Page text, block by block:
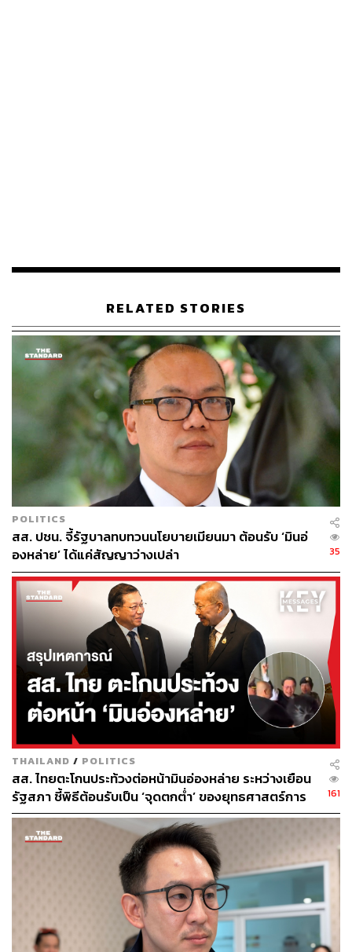
ภายใน
เลขาธิการพรรคคนใหม่ไม่ได้ตอบคำถามเรื่องความกดดัน
ในการมารับตำแหน่ง แต่บอกว่า หน้าที่หลักคือการบริหาร
จัดการเพื่อขับเคลื่อนเป้าหมายที่ผู้บริหารและสมาชิกพรรค
เห็นพ้องร่วมกัน โดยเฉพาะภายใต้สถานการณ์ที่เรียกว่านิติ
สงคราม ซึ่งมองว่าเป็นโอกาสในการขับเคลื่อนงานผ่านกลุ่ม
สส. 10 คน ที่ไม่ถูกสั่งให้หยุดปฏิบัติหน้าที่ ให้เกิดพลังในการ
ทำงานสูงสุด
ในประเด็นเรื่องการวางรากฐานภายในพรรคเพื่อป้องกัน
ปัญหาความขัดแย้งหรือการแย่งชิงตำแหน่งนั้น เขาระบุว่า
จำเป็นต้องทำความเข้าใจทุกองคาพยพภายในพรรค ว่าการ
มารวมตัวกันเป้าหมายคืออะไร
“เป้าหมายคือทำให้ชีวิตของประชาชนดียิ่งขึ้น หรือการสร้าง
ประเทศไทยที่ดีกว่านี้ ดังนั้นถ้าหากทุกคนมองเป้าหมาย ทุก
อุปสรรคทุกความขัดแย้งก็จะก้าวข้ามไปได้” พิจารณ์กล่าว
จาก สส. มือตรวจสอบงบกลาโหม สู่มือจัดการหลัง
บ้าน
สำหรับ พิจารณ์ เชาวพัฒนวงศ์ เคยเป็น สส. แบบบัญชีรายชื่อ
สังกัดพรรคอนาคตใหม่ และเมื่อเปลี่ยนผ่านสู่พรรคก้าวไกล
เขาได้เป็น สส. แบบบัญชีรายชื่อ อีกครั้ง พร้อมได้รับความไว้
วางใจเป็นรองหัวหน้าพรรค โดยมีบทบาทเด่นชัดในการ
อภิปรายตรวจสอบงบประมาณของกระทรวงกลาโหม ทั้ง
เรื่องมหากาพย์เรือดำน้ำ และการซื้อเครื่องบิน F-35
ภายหลังการยุบพรรคก้าวไกลมาสู่พรรคประชาชน พิจารณ์
เลือกจะไม่ลงสมัคร สส. ต่อ แต่เปลี่ยนบทบาทไปสู่กรรมการ
บริหารพรรคเพื่อช่วยประสานงานต่างๆ นอกสภาฯ อย่างเต็ม
ตัว นอกจากนี้เขายังเป็น 1 ใน 4 แคนดิเดตรองนายกรัฐมนตรี
ของพรรคประชาชนในการเลือกตั้งครั้งที่ผ่านมา โดยกำกับ
RELATED STORIES
POLITICS
สส. ปชน. จี้รัฐบาลทบทวนนโยบายเมียนมา ต้อนรับ ‘มินอ่
องหล่าย’ ได้แค่สัญญาว่างเปล่า
35
THAILAND / POLITICS
สส. ไทยตะโกนประท้วงต่อหน้ามินอ่องหล่าย ระหว่างเยือน
รัฐสภา ชี้พิธีต้อนรับเป็น ‘จุดตกต่ำ’ ของยุทธศาสตร์การ
ทูตไทย
161